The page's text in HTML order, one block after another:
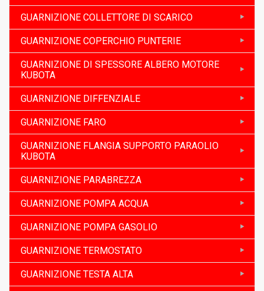
GUARNIZIONE COLLETTORE DI SCARICO
GUARNIZIONE COPERCHIO PUNTERIE
GUARNIZIONE DI SPESSORE ALBERO MOTORE
KUBOTA
GUARNIZIONE DIFFENZIALE
GUARNIZIONE FARO
GUARNIZIONE FLANGIA SUPPORTO PARAOLIO
KUBOTA
GUARNIZIONE PARABREZZA
GUARNIZIONE POMPA ACQUA
GUARNIZIONE POMPA GASOLIO
GUARNIZIONE TERMOSTATO
GUARNIZIONE TESTA ALTA